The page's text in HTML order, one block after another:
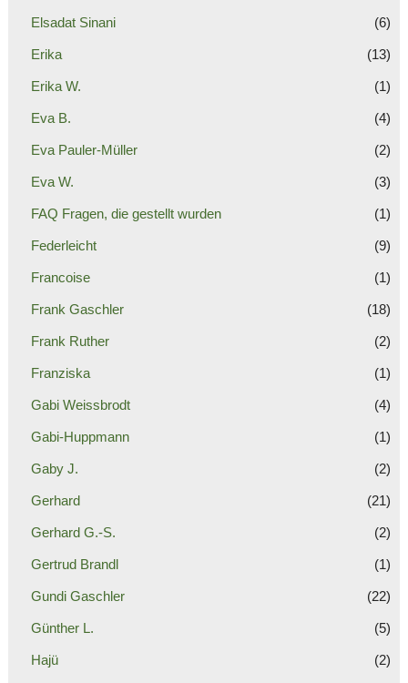
Elsadat Sinani (6)
Erika (13)
Erika W. (1)
Eva B. (4)
Eva Pauler-Müller (2)
Eva W. (3)
FAQ Fragen, die gestellt wurden (1)
Federleicht (9)
Francoise (1)
Frank Gaschler (18)
Frank Ruther (2)
Franziska (1)
Gabi Weissbrodt (4)
Gabi-Huppmann (1)
Gaby J. (2)
Gerhard (21)
Gerhard G.-S. (2)
Gertrud Brandl (1)
Gundi Gaschler (22)
Günther L. (5)
Hajü (2)